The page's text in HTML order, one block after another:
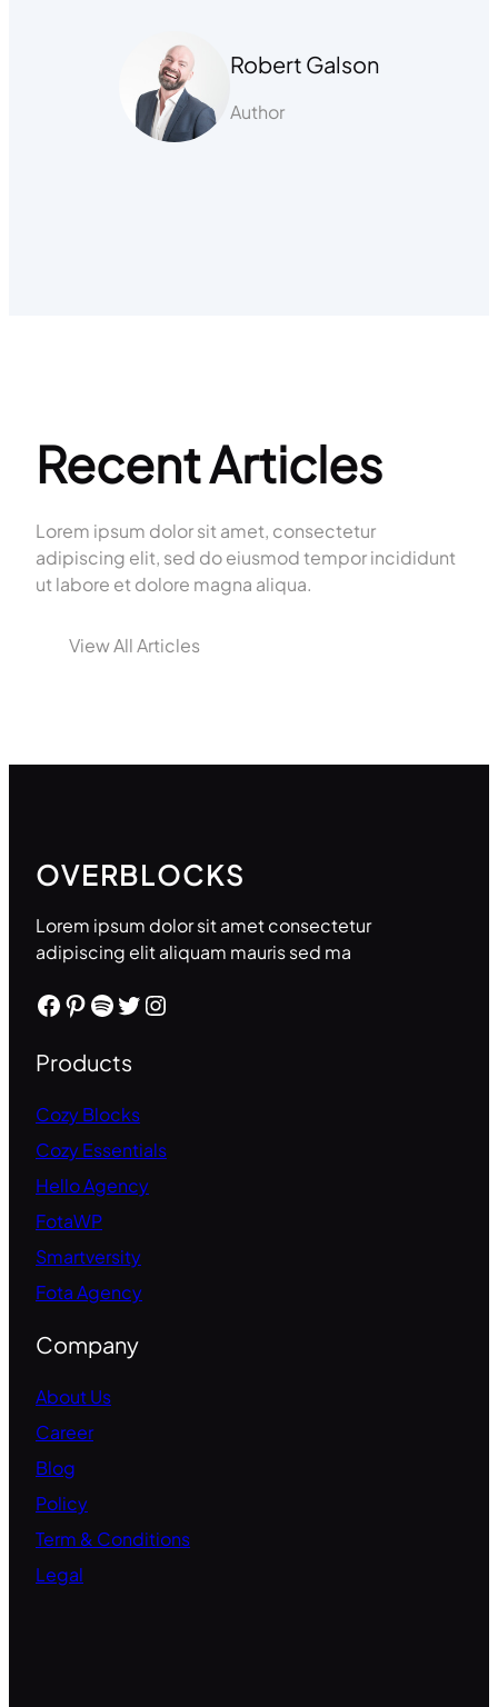
Robert Galson
Author
Recent Articles
Lorem ipsum dolor sit amet, consectetur
adipiscing elit, sed do eiusmod tempor incididunt
ut labore et dolore magna aliqua.
View All Articles
OVERBLOCKS
Lorem ipsum dolor sit amet consectetur
adipiscing elit aliquam mauris sed ma
Facebook Pinterest Spotify Twitter Instagram
Products
Cozy Blocks
Cozy Essentials
Hello Agency
FotaWP
Smartversity
Fota Agency
Company
About Us
Career
Blog
Policy
Term & Conditions
Legal